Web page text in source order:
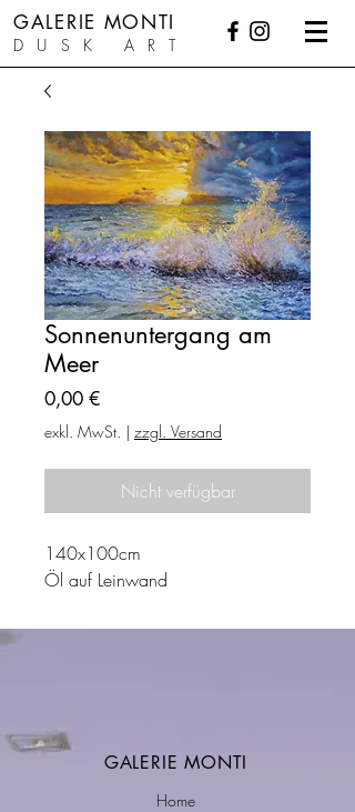
GALERIE MONTI
DUSK ART
Sonnenuntergang am
Meer
0,00 €Preis
exkl. MwSt. | zzgl. Versand
Nicht verfügbar
140x100cm
Öl auf Leinwand
GALERIE MONTI
Home